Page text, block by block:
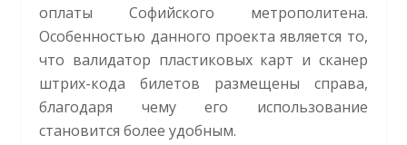
оплаты Софийского метрополитена.
Особенностью данного проекта является то,
что валидатор пластиковых карт и сканер
штрих-кода билетов размещены справа,
благодаря чему его использование
становится более удобным.